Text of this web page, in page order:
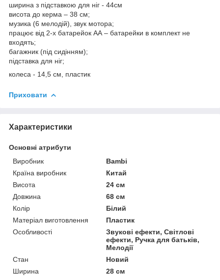
ширина з підставкою для ніг - 44см
висота до керма – 38 см;
музика (6 мелодій), звук мотора;
працює від 2-х батарейок АА – батарейки в комплект не
входять;
багажник (під сидінням);
підставка для ніг;
колеса - 14,5 см, пластик
Приховати
Характеристики
Основні атрибути
Виробник
Bambi
Країна виробник
Китай
Висота
24 см
Довжина
68 см
Колір
Білий
Матеріал виготовлення
Пластик
Особливості
Звукові ефекти, Світлові
ефекти, Ручка для батьків,
Мелодії
Стан
Новий
Ширина
28 см